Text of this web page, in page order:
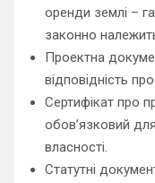
оренди землі –
законно
Проектна
відповідність
Сертифікат про
обов’язковий
власності.
Статутні